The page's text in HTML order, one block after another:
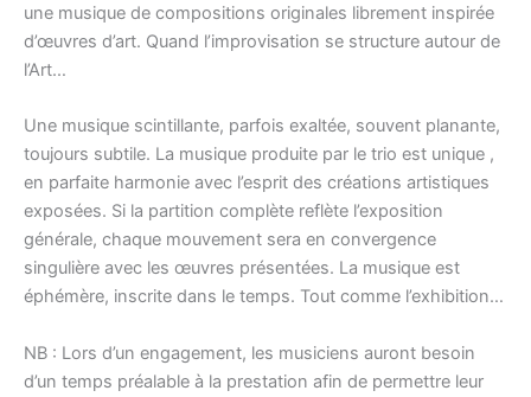
une musique de compositions originales librement inspirée
d’œuvres d’art. Quand l’improvisation se structure autour de
l’Art…
Une musique scintillante, parfois exaltée, souvent planante,
toujours subtile. La musique produite par le trio est unique ,
en parfaite harmonie avec l’esprit des créations artistiques
exposées. Si la partition complète reflète l’exposition
générale, chaque mouvement sera en convergence
singulière avec les œuvres présentées. La musique est
éphémère, inscrite dans le temps. Tout comme l’exhibition…
NB : Lors d’un engagement, les musiciens auront besoin
d’un temps préalable à la prestation afin de permettre leur